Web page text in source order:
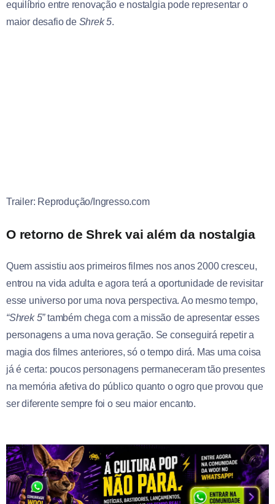
equilíbrio entre renovação e nostalgia pode representar o
maior desafio de Shrek 5.
Trailer: Reprodução/Ingresso.com
O retorno de Shrek vai além da nostalgia
Quem assistiu aos primeiros filmes nos anos 2000 cresceu,
entrou na vida adulta e agora terá a oportunidade de revisitar
esse universo por uma nova perspectiva. Ao mesmo tempo,
“Shrek 5”também chega com a missão de apresentar esses
personagens a uma nova geração. Se conseguirá repetir a
magia dos filmes anteriores, só o tempo dirá. Mas uma coisa
já é certa: poucos personagens permaneceram tão presentes
na memória afetiva do público quanto o ogro que provou que
ser diferente sempre foi o seu maior encanto.